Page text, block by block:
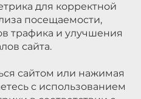
для корректной
посещаемости,
трафика и улучшения
сайта.
сайтом или нажимая
с использованием